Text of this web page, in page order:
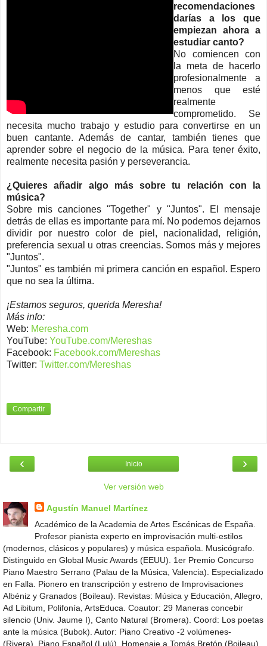
recomendaciones
darías a los que
empiezan ahora a
estudiar canto?
No comiencen con
la meta de hacerlo
profesionalmente a
menos que esté
realmente
comprometido. Se
necesita mucho trabajo y estudio para convertirse en un
buen cantante. Además de cantar, también tienes que
aprender sobre el negocio de la música. Para tener éxito,
realmente necesita pasión y perseverancia.
¿Quieres añadir algo más sobre tu relación con la
música?
Sobre mis canciones "Together" y "Juntos". El mensaje
detrás de ellas es importante para mí. No podemos dejarnos
dividir por nuestro color de piel, nacionalidad, religión,
preferencia sexual u otras creencias. Somos más y mejores
"Juntos".
"Juntos" es también mi primera canción en español. Espero
que no sea la última.
¡Estamos seguros, querida Meresha!
Más info:
Web: Meresha.com
YouTube: YouTube.com/Mereshas
Facebook: Facebook.com/Mereshas
Twitter: Twitter.com/Mereshas
Compartir
‹ ›
Inicio
Ver versión web
Agustín Manuel Martínez
Académico de la Academia de Artes Escénicas de España.
Profesor pianista experto en improvisación multi-estilos
(modernos, clásicos y populares) y música española. Musicógrafo.
Distinguido en Global Music Awards (EEUU). 1er Premio Concurso
Piano Maestro Serrano (Palau de la Música, Valencia). Especializado
en Falla. Pionero en transcripción y estreno de Improvisaciones
Albéniz y Granados (Boileau). Revistas: Música y Educación, Allegro,
Ad Libitum, Polifonía, ArtsEduca. Coautor: 29 Maneras concebir
silencio (Univ. Jaume I), Canto Natural (Bromera). Coord: Los poetas
ante la música (Bubok). Autor: Piano Creativo -2 volúmenes-
(Rivera), Piano Español (Lulú), Homenaje a Tomás Bretón (Boileau),